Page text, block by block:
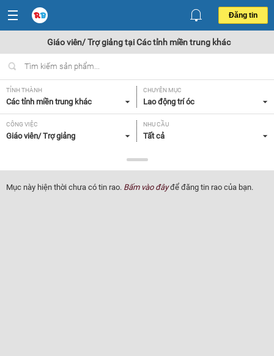
Đăng tin
Giáo viên/ Trợ giảng tại Các tỉnh miền trung khác
TỈNH THÀNH
Các tỉnh miền trung khác
CHUYÊN MỤC
Lao động trí óc
CÔNG VIỆC
Giáo viên/ Trợ giảng
NHU CẦU
Tất cả
Tất cả
Mục này hiện thời chưa có tin rao. Bấm vào đâyđể đăng tin rao của bạn.